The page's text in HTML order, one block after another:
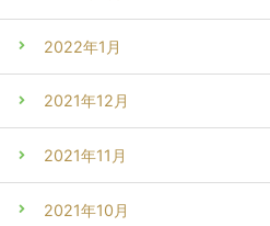
2022年1月
2021年12月
2021年11月
2021年10月